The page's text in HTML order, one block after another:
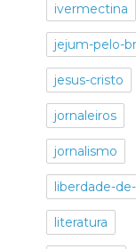
ivermectina
jejum-pelo-
jesus-cristo
jornaleiros
jornalismo
liberdade-
literatura